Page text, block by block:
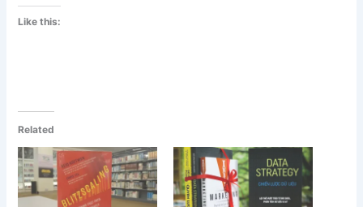
Like this:
Related